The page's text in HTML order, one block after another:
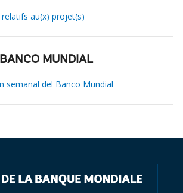
au(x) projet(s)
MUNDIAL
semanal del Banco Mundial